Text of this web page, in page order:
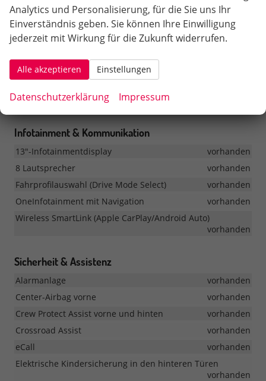
Rücksitzlehne mit geteilter Umklappfunktion und
Mittelarmlehne
vorhanden
Sitzheizung vorne
vorhanden
Sport-Multifunktionslederlenkrad mit Heizung und
Rekuperationswippen
Textilfußmatten vorne und hinten
Infotainment & Kommunikation
13"-Infotainmentdisplay
vorhanden
8 Lautsprecher
vorhanden
Fahrprofilauswahl (Drive Mode Select)
vorhanden
OneInfotainment mit Navigation
vorhanden
Wireless SmartLink (Apple CarPlay/Android Auto)
vorhanden
Sicherheit & Assistenz
Alarmanlage
vorhanden
Center-Airbag vorne
vorhanden
Crew Protect Assist vorne und hinten
vorhanden
Crossroad Assist
vorhanden
eCall
vorhanden
Elektrische Kindersicherung in den hinteren Türen
vorhanden
Analytics und Personalisierung, für die Sie uns Ihr
Einverständnis geben. Sie können Ihre Einwilligung
jederzeit mit Wirkung für die Zukunft widerrufen.
Alle akzeptieren Einstellungen
Datenschutzerklärung Impressum